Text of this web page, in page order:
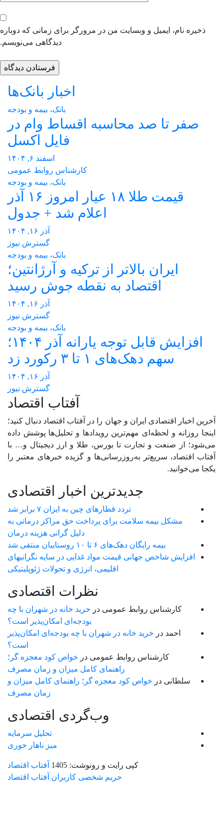
ذخیره نام، ایمیل و وبسایت من در مرورگر برای زمانی که دوباره
دیدگاهی می‌نویسم.
اخبار بانک‌ها
بانک، بیمه و بودجه
صفر تا صد محاسبه اقساط وام در
فایل اکسل
اسفند ۶, ۱۴۰۴
کارشناس روابط عمومی
بانک، بیمه و بودجه
قیمت طلا ۱۸ عیار امروز ۱۶ آذر
اعلام شد + جدول
آذر ۱۶, ۱۴۰۴
گسترش نیوز
بانک، بیمه و بودجه
ایران بالاتر از ترکیه و آرژانتین؛
اقتصاد به نقطه جوش رسید
آذر ۱۶, ۱۴۰۴
گسترش نیوز
بانک، بیمه و بودجه
افزایش قابل توجه یارانه آذر ۱۴۰۴؛
سهم دهک‌های ۱ تا ۳ رکورد زد
آذر ۱۶, ۱۴۰۴
گسترش نیوز
آفتاب اقتصاد
آخرین اخبار اقتصادی ایران و جهان را در آفتاب اقتصاد دنبال کنید؛
اینجا روزانه و لحظه‌ای مهم‌ترین رویدادها و تحلیل‌ها پوشش داده
می‌شود؛ از صنعت و تجارت تا بورس، طلا و ارز دیجیتال و… با
آفتاب اقتصاد، سریع‌تر به‌روزرسانی‌ها و گزیده خبرهای معتبر را
یکجا می‌خوانید.
جدیدترین اخبار اقتصادی
تردد قطارهای چین به ایران ۷ برابر شد
مشکل بیمه سلامت برای پرداخت حق مراکز درمانی به
دلیل گرانی هزینه درمان
بیمه رایگان دهک‌های ۶ تا ۱۰ روستاییان منتفی شد
افزایش شاخص جهانی قیمت مواد غذایی در سایه نگرانیهای
اقلیمی، انرژی و تحولات ژئوپلیتیکی
نظرات اقتصادی
کارشناس روابط عمومیدرخرید خانه در شهران با چه
بودجه‌ای امکان‌پذیر است؟
احمددرخرید خانه در شهران با چه بودجه‌ای امکان‌پذیر
است؟
کارشناس روابط عمومیدرخواص کود معجزه گر؛
راهنمای کامل میزان و زمان مصرف
سلطانیدرخواص کود معجزه گر؛ راهنمای کامل میزان و
زمان مصرف
وب‌گردی اقتصادی
تحلیل سرمایه
میز ناهار خوری
کپی رایت و رونوشت: 1405
آفتاب اقتصاد
حریم شخصی کاربران آفتاب اقتصاد